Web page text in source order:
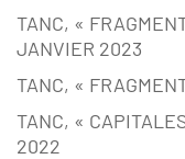
TANC, «
JANVIER 2023
TANC, «
TANC, «
2022